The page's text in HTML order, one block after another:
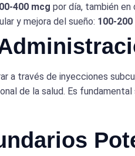
400 mcg por día, también en
y mejora del sueño: 100-
a través de inyecciones
de la salud. Es